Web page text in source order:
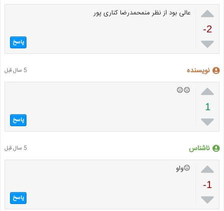

-2

عالی بود از نظر منمحمدرضا کناری پور
پاسخ
نویسنده 5 سال قبل

1

😐😐
پاسخ
ناشناس 5 سال قبل

-1

😐واو
پاسخ